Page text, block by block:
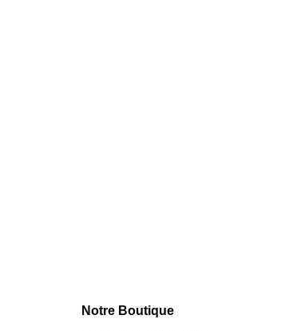
Notre Boutique